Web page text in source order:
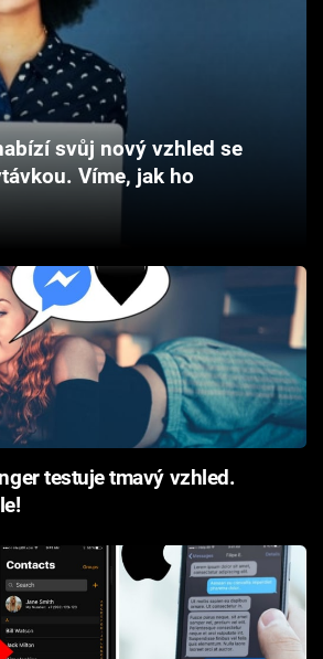
svůj nový vzhled se
Víme, jak ho
testuje tmavý vzhled.